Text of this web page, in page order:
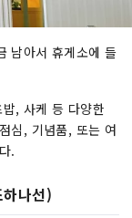
남아서 휴게소에 들
, 사케 등 다양한
심, 기념품, 또는 여
.
나선)